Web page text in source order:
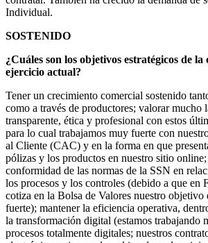
Individual.
SOSTENIDO
¿Cuáles son los objetivos estratégicos de
ejercicio actual?
Tener un crecimiento comercial sostenido
como a través de productores; valorar mucho
transparente, ética y profesional con estos
para lo cual trabajamos muy fuerte con
al Cliente (CAC) y en la forma en que
pólizas y los productos en nuestro sitio
conformidad de las normas de la SSN en
los procesos y los controles (debido a que en
cotiza en la Bolsa de Valores nuestro objetivo
fuerte); mantener la eficiencia operativa,
la transformación digital (estamos trabajando
procesos totalmente digitales; nuestros